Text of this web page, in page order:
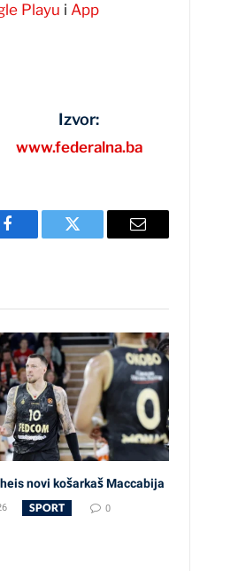
Playu iApp
Izvor:
www.federalna.ba
Facebook Twitter Email
novi košarkaš Maccabija
SPORT 0